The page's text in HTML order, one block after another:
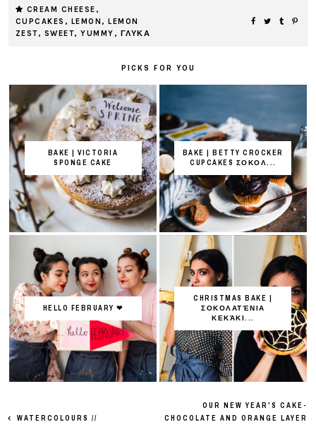
CREAM CHEESE ,
CUPCAKES , LEMON ,
LEMON
ZEST, SWEET, YUMMY , ΓΛΥΚΑ
PICKS FOR YOU
BAKE | VICTORIA
SPONGE CAKE
BAKE | BETTY CROCKER
CUPCAKES ΣΟΚΟΛ...
HELLO FEBRUARY ❤
CHRISTMAS BAKE |
ΣΟΚΟΛΑΤΈΝΙΑ
ΚΕΚΆΚΙ...
WATERCOLOURS //
OUR NEW YEAR'S CAKE-
CHOCOLATE AND ORANGE LAYER